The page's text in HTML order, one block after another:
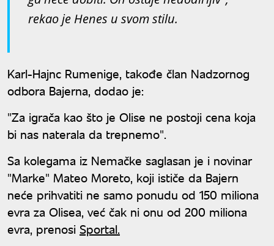
rekao je Henes u svom stilu.
Karl-Hajnc Rumenige, takođe član Nadzornog
odbora Bajerna, dodao je:
"Za igrača kao što je Olise ne postoji cena koja
bi nas naterala da trepnemo".
Sa kolegama iz Nemačke saglasan je i novinar
"Marke" Mateo Moreto, koji ističe da Bajern
neće prihvatiti ne samo ponudu od 150 miliona
evra za Olisea, već čak ni onu od 200 miliona
evra, prenosi Sportal.